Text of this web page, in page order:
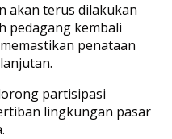
akan terus dilakukan
pedagang kembali
penataan
partisipasi
lingkungan pasar